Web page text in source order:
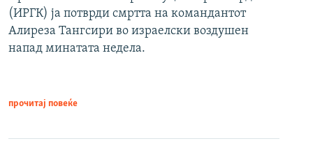
(ИРГК) ја потврди смртта на командантот
Алиреза Тангсири во израелски воздушен
напад минатата недела.
прочитај повеќе